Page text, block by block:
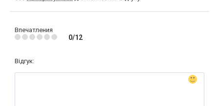
Впечатления
0/12
Відгук: